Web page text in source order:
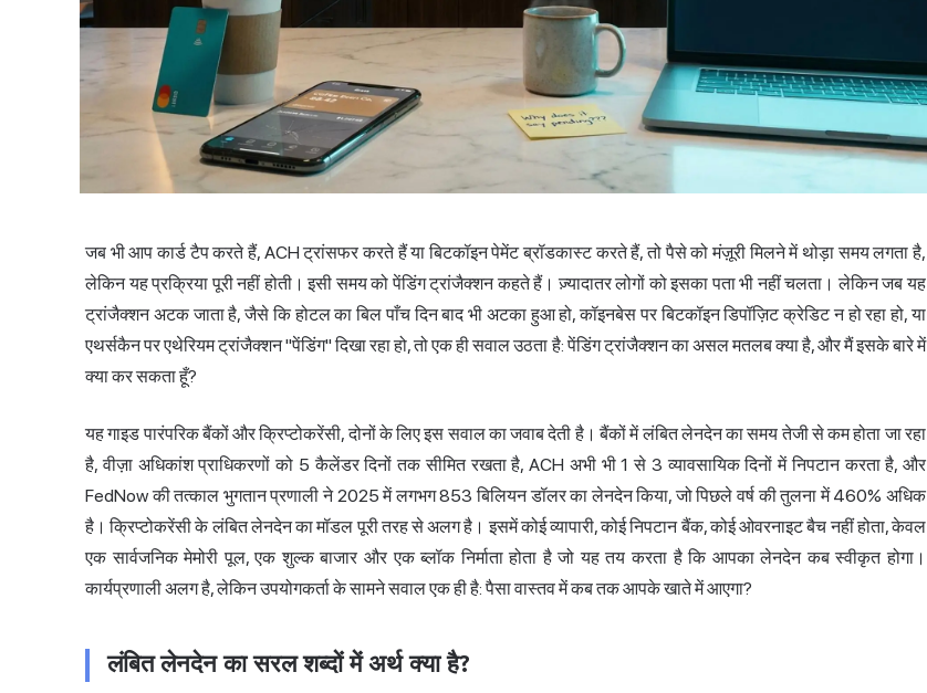
जब भी आप कार्ड टैप करते हैं, ACH ट्रांसफर करते हैं या बिटकॉइन पेमेंट ब्रॉडकास्ट करते हैं, तो पैसे को मंज़ूरी मिलने में थोड़ा समय लगता है,
लेकिन यह प्रक्रिया पूरी नहीं होती। इसी समय को पेंडिंग ट्रांजैक्शन कहते हैं। ज़्यादातर लोगों को इसका पता भी नहीं चलता। लेकिन जब यह
ट्रांजैक्शन अटक जाता है, जैसे कि होटल का बिल पाँच दिन बाद भी अटका हुआ हो, कॉइनबेस पर बिटकॉइन डिपॉज़िट क्रेडिट न हो रहा हो, या
एथर्सकैन पर एथेरियम ट्रांजैक्शन "पेंडिंग" दिखा रहा हो, तो एक ही सवाल उठता है: पेंडिंग ट्रांजैक्शन का असल मतलब क्या है, और मैं इसके बारे में
क्या कर सकता हूँ?
यह गाइड पारंपरिक बैंकों और क्रिप्टोकरेंसी, दोनों के लिए इस सवाल का जवाब देती है। बैंकों में लंबित लेनदेन का समय तेजी से कम होता जा रहा
है, वीज़ा अधिकांश प्राधिकरणों को 5 कैलेंडर दिनों तक सीमित रखता है, ACH अभी भी 1 से 3 व्यावसायिक दिनों में निपटान करता है, और
FedNow की तत्काल भुगतान प्रणाली ने 2025 में लगभग 853 बिलियन डॉलर का लेनदेन किया, जो पिछले वर्ष की तुलना में 460% अधिक
है। क्रिप्टोकरेंसी के लंबित लेनदेन का मॉडल पूरी तरह से अलग है। इसमें कोई व्यापारी, कोई निपटान बैंक, कोई ओवरनाइट बैच नहीं होता, केवल
एक सार्वजनिक मेमोरी पूल, एक शुल्क बाजार और एक ब्लॉक निर्माता होता है जो यह तय करता है कि आपका लेनदेन कब स्वीकृत होगा।
कार्यप्रणाली अलग है, लेकिन उपयोगकर्ता के सामने सवाल एक ही है: पैसा वास्तव में कब तक आपके खाते में आएगा?
लंबित लेनदेन का सरल शब्दों में अर्थ क्या है?